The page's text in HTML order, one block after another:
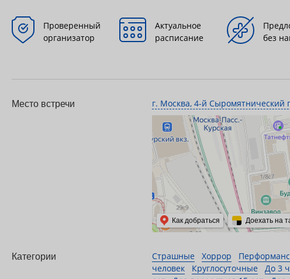
Проверенный
организатор
Актуальное
расписание
без
Место встречи г. Москва, 4-й Сыромятнический
Как добраться Доехать на
Категории Страшные Хоррор
человек
Круглосуточные До 3